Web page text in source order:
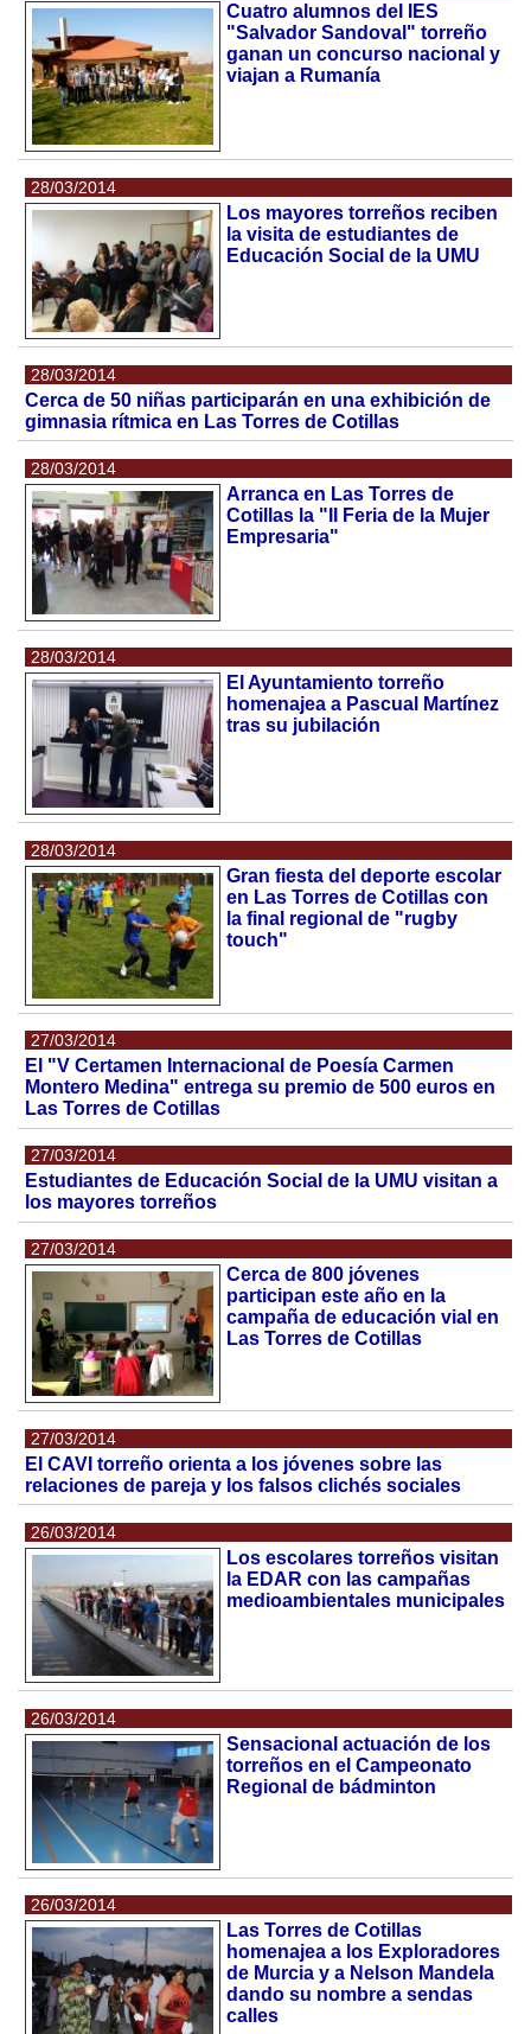
Cuatro alumnos del IES
"Salvador Sandoval" torreño
ganan un concurso nacional y
viajan a Rumanía
28/03/2014
Los mayores torreños reciben
la visita de estudiantes de
Educación Social de la UMU
28/03/2014
Cerca de 50 niñas participarán en una exhibición de
gimnasia rítmica en Las Torres de Cotillas
28/03/2014
Arranca en Las Torres de
Cotillas la "II Feria de la Mujer
Empresaria"
28/03/2014
El Ayuntamiento torreño
homenajea a Pascual Martínez
tras su jubilación
28/03/2014
Gran fiesta del deporte escolar
en Las Torres de Cotillas con
la final regional de "rugby
touch"
27/03/2014
El "V Certamen Internacional de Poesía Carmen
Montero Medina" entrega su premio de 500 euros en
Las Torres de Cotillas
27/03/2014
Estudiantes de Educación Social de la UMU visitan a
los mayores torreños
27/03/2014
Cerca de 800 jóvenes
participan este año en la
campaña de educación vial en
Las Torres de Cotillas
27/03/2014
El CAVI torreño orienta a los jóvenes sobre las
relaciones de pareja y los falsos clichés sociales
26/03/2014
Los escolares torreños visitan
la EDAR con las campañas
medioambientales municipales
26/03/2014
Sensacional actuación de los
torreños en el Campeonato
Regional de bádminton
26/03/2014
Las Torres de Cotillas
homenajea a los Exploradores
de Murcia y a Nelson Mandela
dando su nombre a sendas
calles